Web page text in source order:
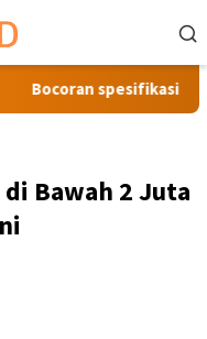
spesifikasi detail
Bawah 2 Juta